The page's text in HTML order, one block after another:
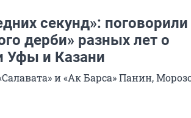
секунд»: поговорили
дерби» разных лет о
Уфы и Казани
и «Ак Барса» Панин,